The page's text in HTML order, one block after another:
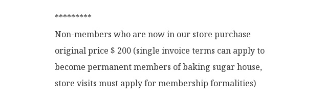
*********
Non-members who are now in our store purchase
original price $ 200 (single invoice terms can apply to
become permanent members of baking sugar house,
store visits must apply for membership formalities)